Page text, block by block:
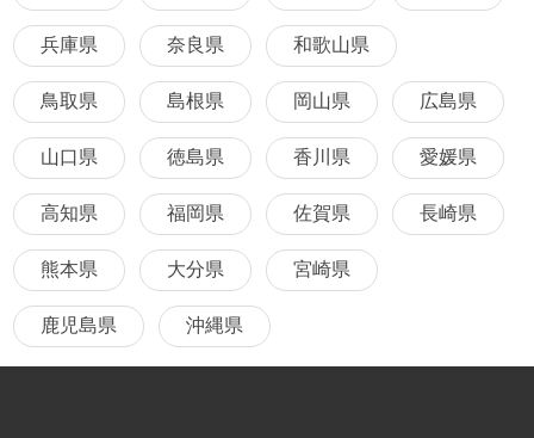
兵庫県 奈良県 和歌山県
鳥取県 島根県 岡山県 広島県
山口県 徳島県 香川県 愛媛県
高知県 福岡県 佐賀県 長崎県
熊本県 大分県 宮崎県
鹿児島県 沖縄県